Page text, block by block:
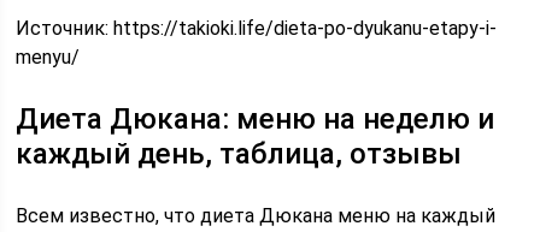
Источник:https://takioki.life/dieta-po-dyukanu-etapy-i-
menyu/
Диета Дюкана: меню на неделю и
каждый день, таблица, отзывы
Всем известно, что диета Дюкана меню на каждый